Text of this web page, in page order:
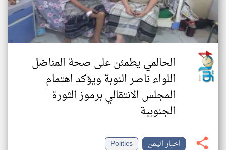
الحالمي يطمئن على صحة المناضل
اللواء ناصر النوبة ويؤكد اهتمام
المجلس الانتقالي برموز الثورة
الجنوبية
اخبار اليمن Politics